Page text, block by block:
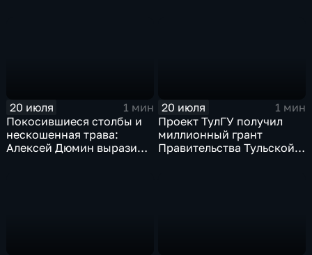
20 июля
1 мин
Покосившиеся столбы и
нескошенная трава:
Алексей Дюмин выразил
20 июля
1 мин
Проект ТулГУ получил
миллионный грант
Правительства Тульской